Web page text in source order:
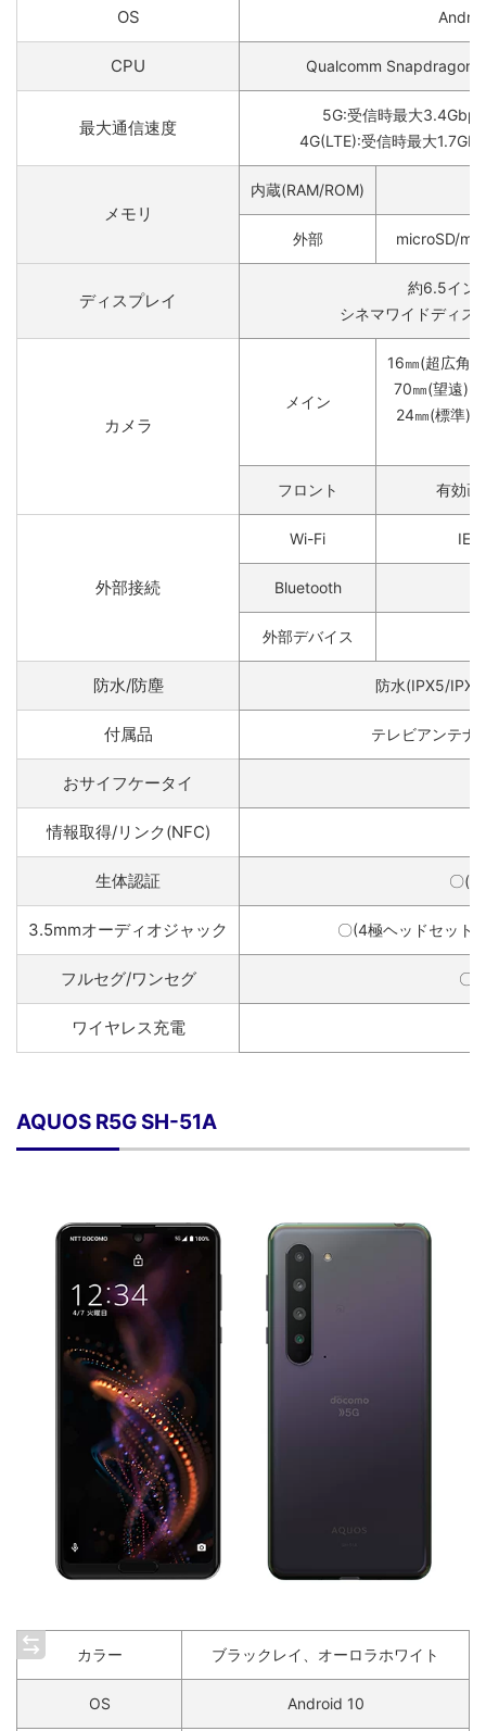
OS
CPU Qualcomm Snapdragon
最大通信速度
5G:受信時最大
4G(LTE):受信時最大
メモリ
内蔵(RAM/ROM)
外部 microSD/
ディスプレイ
約6.5イン
シネマワイドディス
カメラ
メイン
16㎜(超広角):
70㎜(望遠):
24㎜(標準):
フロント 有効
外部接続
Wi-Fi
Bluetooth
外部デバイス
防水/防塵 防水(IPX5/
付属品 テレビアンテナ
おサイフケータイ
情報取得/リンク(NFC)
生体認証 〇(
3.5mmオーディオジャック 〇(4極ヘッドセット
フルセグ/ワンセグ 〇/
ワイヤレス充電
AQUOS R5G SH-51A
カラー ブラックレイ、オーロラホワイト
OS Android 10